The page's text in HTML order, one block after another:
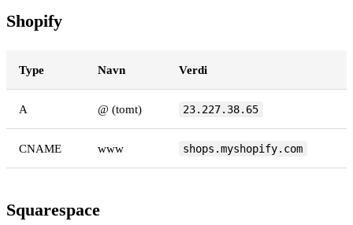
Shopify
Type Navn Verdi
A @ (tomt) 23.227.38.65
CNAME www shops.myshopify.com
Squarespace